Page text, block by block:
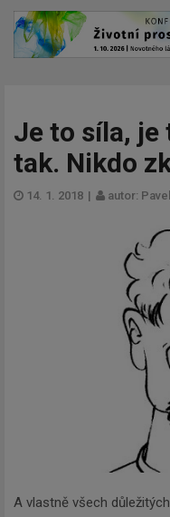
Je to síla, je
tak. Nikdo
14. 1. 2018 | autor:
A vlastně všech